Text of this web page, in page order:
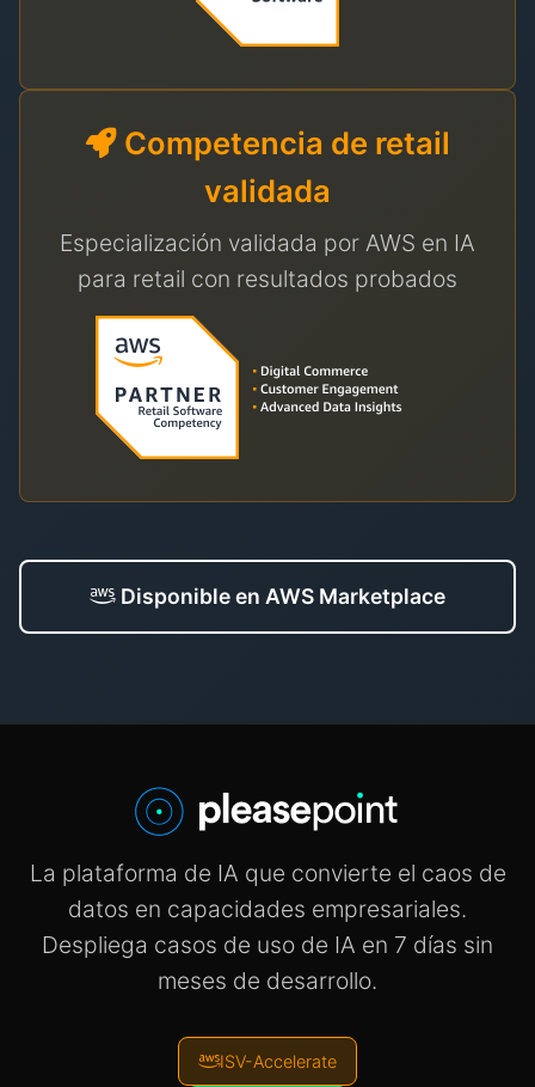
Competencia de retail
validada
Especialización validada por AWS en IA
para retail con resultados probados
Disponible en AWS Marketplace
La plataforma de IA que convierte el caos de
datos en capacidades empresariales.
Despliega casos de uso de IA en 7 días sin
meses de desarrollo.
ISV-Accelerate